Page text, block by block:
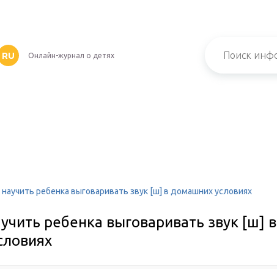
RU Онлайн-журнал о детях
ребенка выговаривать звук [ш] в домашних условиях
ребенка выговаривать звук [ш] в